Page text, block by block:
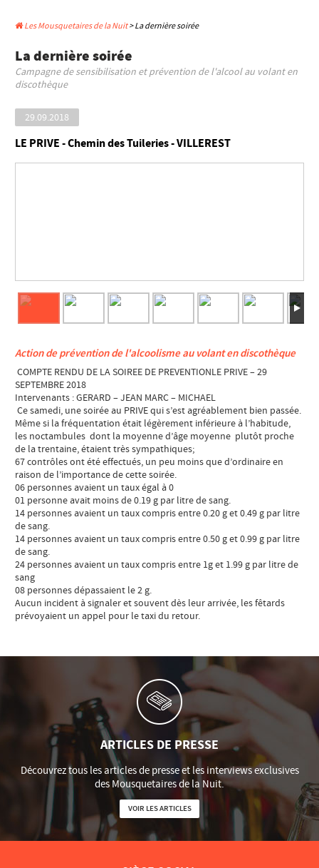
Les Mousquetaires de la Nuit> La dernière soirée
La dernière soirée
Campagne de sensibilisation et prévention de l'alcool au volant en
discothèque
29.09.2018
LE PRIVE - Chemin des Tuileries - VILLEREST
Action de prévention de l'alcoolisme au volant en discothèque
COMPTE RENDU DE LA SOIREE DE PREVENTIONLE PRIVE – 29
SEPTEMBRE 2018
Intervenants : GERARD – JEAN MARC – MICHAEL
Ce samedi, une soirée au PRIVE qui s’est agréablement bien passée.
Même si la fréquentation était légèrement inférieure à l’habitude,
les noctambules dont la moyenne d’âge moyenne plutôt proche
de la trentaine, étaient très sympathiques;
67 contrôles ont été effectués, un peu moins que d’ordinaire en
raison de l’importance de cette soirée.
06 personnes avaient un taux égal à 0
01 personne avait moins de 0.19 g par litre de sang.
14 personnes avaient un taux compris entre 0.20 g et 0.49 g par litre
de sang.
14 personnes avaient un taux compris entre 0.50 g et 0.99 g par litre
de sang.
24 personnes avaient un taux compris entre 1g et 1.99 g par litre de
sang
08 personnes dépassaient le 2 g.
Aucun incident à signaler et souvent dès leur arrivée, les fêtards
prévoyaient un appel pour le taxi du retour.
ARTICLES DE PRESSE
Découvrez tous les articles de presse et les interviews exclusives
des Mousquetaires de la Nuit.
VOIR LES ARTICLES